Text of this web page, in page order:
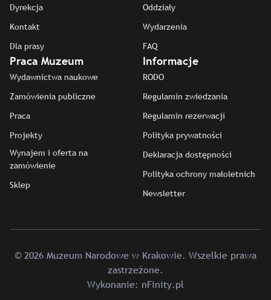
Dyrekcja
Kontakt
Dla prasy
Oddziały
Wydarzenia
FAQ
Praca Muzeum
Wydawnictwa naukowe
Zamówienia publiczne
Praca
Projekty
Wynajem i oferta na
zamówienie
Sklep
Informacje
RODO
Regulamin zwiedzania
Regulamin rezerwacji
Polityka prywatności
Deklaracja dostępności
Polityka ochrony małoletnich
Newsletter
© 2026 Muzeum Narodowe w Krakowie. Wszelkie prawa
zastrzeżone.
Wykonanie: nFinity.pl